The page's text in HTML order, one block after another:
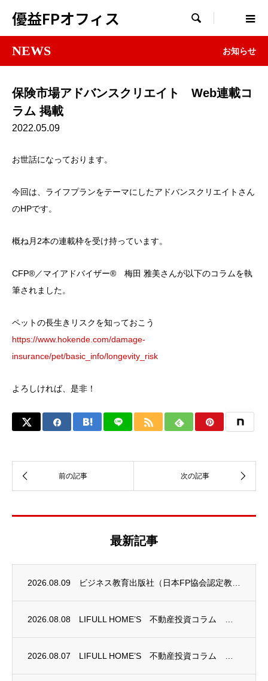
優益FPオフィス 
NEWS お知らせ
保険市場アドバンスクリエイト Web連載コ
ラム 掲載
2022.05.09
お世話になっております。
今回は、ライフプランをテーマにしたアドバンスクリエイトさん
のHPです。
概ね月2本の連載枠を受け持っています。
CFP®︎／マイアドバイザー® 梅田 雅美さんが以下のコラムを執
筆されました。
ペットの長生きリスクを知っておこう
https://www.hokende.com/damage-
insurance/pet/basic_info/longevity_risk
よろしければ、是非！
最新記事
2026.08.09
2026.08.08
2026.08.07